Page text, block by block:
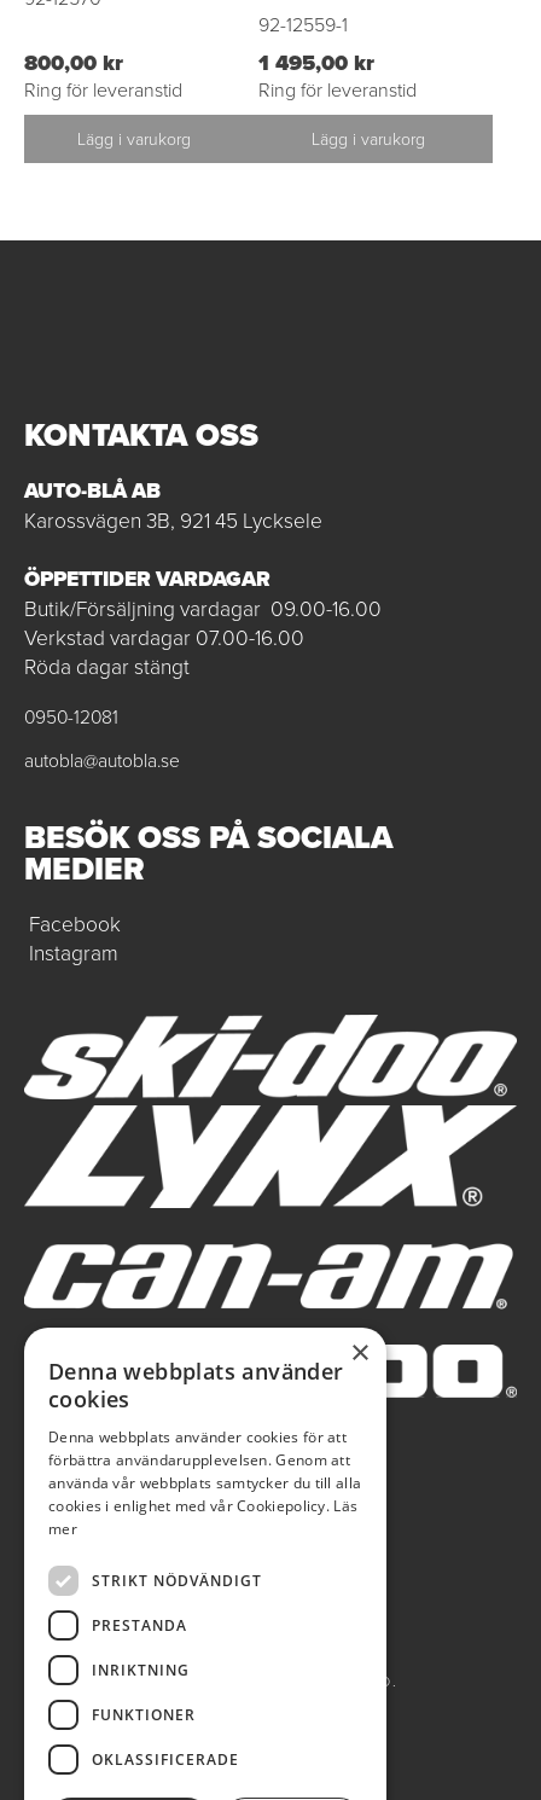
800,00 kr
Ring för leveranstid
Lägg i varukorg
92-12559-1
1 495,00 kr
Ring för leveranstid
Lägg i varukorg
KONTAKTA OSS
AUTO-BLÅ AB
Karossvägen 3B, 921 45 Lycksele
ÖPPETTIDER VARDAGAR
Butik/Försäljning vardagar 09.00-16.00
Verkstad vardagar 07.00-16.00
Röda dagar stängt
0950-12081
autobla@autobla.se
BESÖK OSS PÅ SOCIALA
MEDIER
Facebook
Instagram
AUTOBLÅ AB 2026. ALL RIGHTS RESERVED.
POWERED BY EMPORI CMS
×
Denna webbplats använder
cookies
Denna webbplats använder cookies för att
förbättra användarupplevelsen. Genom att
använda vår webbplats samtycker du till alla
cookies i enlighet med vår Cookiepolicy. Läs
mer
STRIKT NÖDVÄNDIGT
PRESTANDA
INRIKTNING
FUNKTIONER
OKLASSIFICERADE